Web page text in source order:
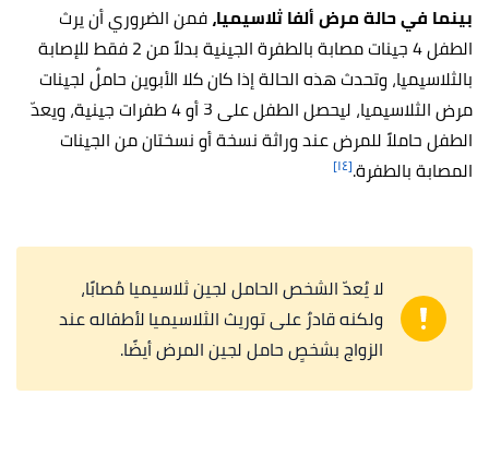
بينما في حالة مرض ألفا ثلاسيميا،فمن الضروري أن يرث
الطفل 4 جينات مصابة بالطفرة الجينية بدلاً من 2 فقط للإصابة
بالثلاسيميا، وتحدث هذه الحالة إذا كان كلا الأبوين حاملٌ لجينات
مرض الثلاسيميا، ليحصل الطفل على 3 أو 4 طفرات جينية، ويعدّ
الطفل حاملاً للمرض عند وراثة نسخة أو نسختان من الجينات
المصابة بالطفرة.[١٤]
لا يُعدّ الشخص الحامل لجين ثلاسيميا مُصابًا،
ولكنه قادرٌ على توريث الثلاسيميا لأطفاله عند
الزواج بشخصٍ حامل لجين المرض أيضًا.